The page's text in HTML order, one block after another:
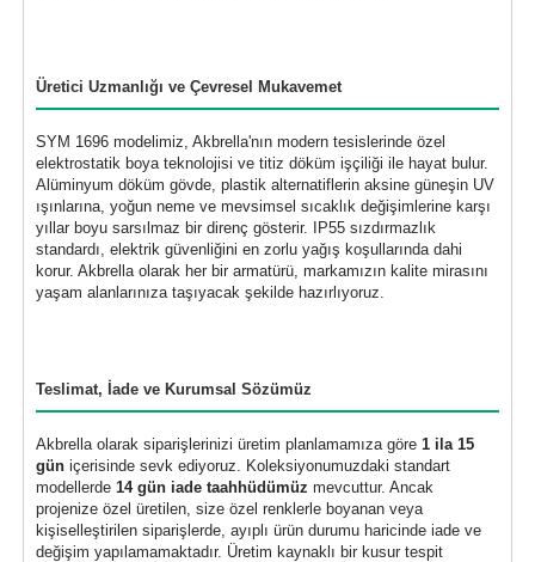
Üretici Uzmanlığı ve Çevresel Mukavemet
SYM 1696 modelimiz, Akbrella'nın modern tesislerinde özel
elektrostatik boya teknolojisi ve titiz döküm işçiliği ile hayat bulur.
Alüminyum döküm gövde, plastik alternatiflerin aksine güneşin UV
ışınlarına, yoğun neme ve mevsimsel sıcaklık değişimlerine karşı
yıllar boyu sarsılmaz bir direnç gösterir. IP55 sızdırmazlık
standardı, elektrik güvenliğini en zorlu yağış koşullarında dahi
korur. Akbrella olarak her bir armatürü, markamızın kalite mirasını
yaşam alanlarınıza taşıyacak şekilde hazırlıyoruz.
Teslimat, İade ve Kurumsal Sözümüz
Akbrella olarak siparişlerinizi üretim planlamamıza göre 1 ila 15
güniçerisinde sevk ediyoruz. Koleksiyonumuzdaki standart
modellerde 14 gün iade taahhüdümüz mevcuttur. Ancak
projenize özel üretilen, size özel renklerle boyanan veya
kişiselleştirilen siparişlerde, ayıplı ürün durumu haricinde iade ve
değişim yapılamamaktadır. Üretim kaynaklı bir kusur tespit